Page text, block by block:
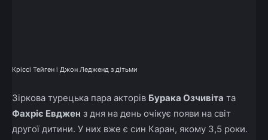
Кріссі Тейген і Джон Ледженд з дітьми
Зіркова турецька пара акторів Бурака Озчивіта та
Фахріє Евджен з дня на день очікує появи на світ
другої дитини. У них вже є син Каран, якому 3,5 роки.